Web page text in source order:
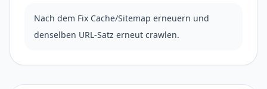
Nach dem Fix Cache/Sitemap erneuern und
denselben URL-Satz erneut crawlen.